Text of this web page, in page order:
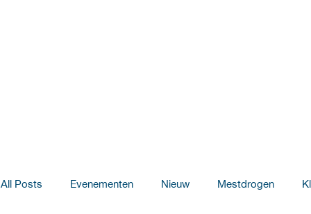
All Posts Evenementen Nieuw Mestdrogen